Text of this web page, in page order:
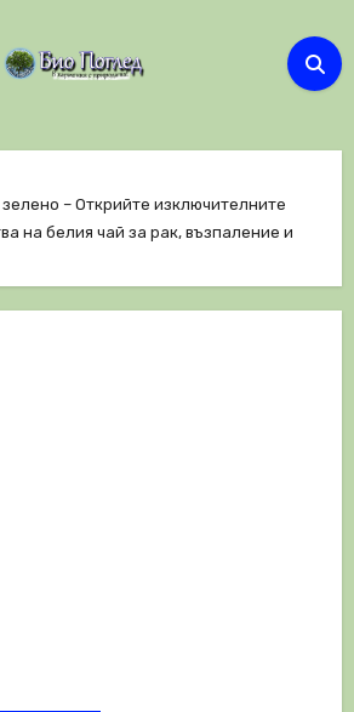
– Открийте изключителните
на белия чай за рак, възпаление и